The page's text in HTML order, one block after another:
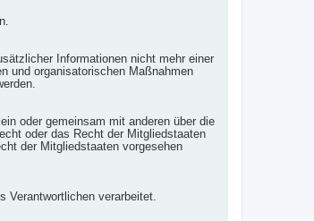
Informationen nicht mehr einer
und organisatorischen Maßnahmen
oder gemeinsam mit anderen über die
oder das Recht der Mitgliedstaaten
der Mitgliedstaaten vorgesehen
Verantwortlichen verarbeitet.